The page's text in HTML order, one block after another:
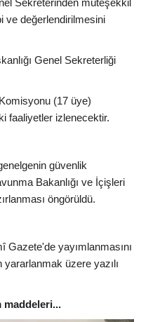
Sekreterinden müteşekkil
ve değerlendirilmesini
Genel Sekreterliği
(17 üye)
faaliyetler izlenecektir.
güvenlik
Bakanlığı ve İçişleri
öngörüldü.
Gazete'de yayımlanmasını
üzere yazılı
maddeleri...